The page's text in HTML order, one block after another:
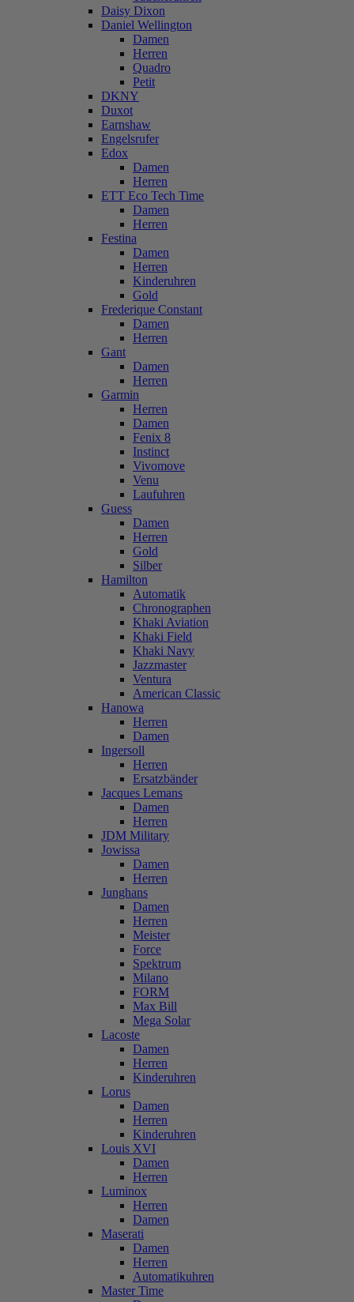
Daisy Dixon
Daniel Wellington
Damen
Herren
Quadro
Petit
DKNY
Duxot
Earnshaw
Engelsrufer
Edox
Damen
Herren
ETT Eco Tech Time
Damen
Herren
Festina
Damen
Herren
Kinderuhren
Gold
Frederique Constant
Damen
Herren
Gant
Damen
Herren
Garmin
Herren
Damen
Fenix 8
Instinct
Vivomove
Venu
Laufuhren
Guess
Damen
Herren
Gold
Silber
Hamilton
Automatik
Chronographen
Khaki Aviation
Khaki Field
Khaki Navy
Jazzmaster
Ventura
American Classic
Hanowa
Herren
Damen
Ingersoll
Herren
Ersatzbänder
Jacques Lemans
Damen
Herren
JDM Military
Jowissa
Damen
Herren
Junghans
Damen
Herren
Meister
Force
Spektrum
Milano
FORM
Max Bill
Mega Solar
Lacoste
Damen
Herren
Kinderuhren
Lorus
Damen
Herren
Kinderuhren
Louis XVI
Damen
Herren
Luminox
Herren
Damen
Maserati
Damen
Herren
Automatikuhren
Master Time